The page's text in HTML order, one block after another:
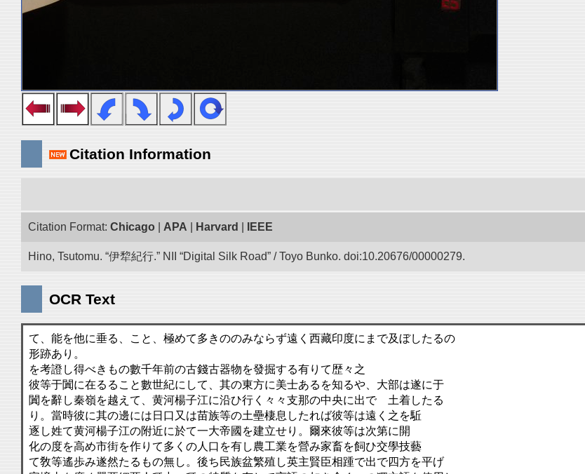
Citation Information
Citation Format: Chicago APA Harvard IEEE
Hino, Tsutomu. “伊犂紀行.” NII “Digital Silk Road” / Toyo Bunko. doi:10.20676/00000279.
OCR Text
て、能を他に垂る、こと、極めて多きののみならず遠く西藏印度にまで及ぼしたるの
形跡あり。
を考證し得べきもの數千年前の古錢古器物を發掘する有りて歴々之
彼等于闐に在るること數世紀にして、其の東方に美士あるを知るや、大部は遂に于
闐を辭し秦嶺を越えて、黄河楊子江に沿ひ行く々々支那の中央に出でゝ土着したる
り。當時彼に其の邊には日口又は苗族等の土壘棲息したれば彼等は遠く之を駈
逐し姓て黄河楊子江の附近に於て一大帝國を建立せり。爾來彼等は次第に開
化の度を高め市街を作りて多くの人口を有し農工業を營み家畜を飼ひ交學技藝
て敎等遙歩み遂然たるもの無し。後ち民族盆繁殖し英主賢臣相踵で出で四方を平げ